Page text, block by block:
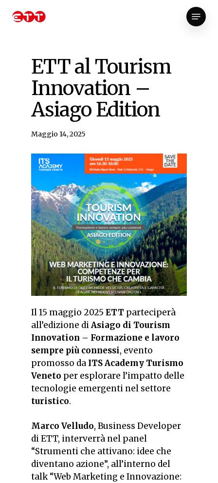
Menu
ETT al Tourism
Innovation –
Asiago Edition
Maggio 14, 2025
Il 15 maggio 2025 ETT parteciperà
all’edizione diAsiago di Tourism
Innovation – Formazione e lavoro
sempre più connessi, evento
promosso da ITS Academy Turismo
Veneto per esplorare l’impatto delle
tecnologie emergenti nel settore
turistico.
Marco Velludo, Business Developer
di ETT, interverrà nel panel
“Strumenti che attivano: idee che
diventano azione”, all’interno del
talk “Web Marketing e Innovazione: